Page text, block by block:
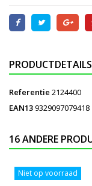
PRODUCTDETAILS
Referentie 2124400
EAN139329097079418
16 ANDERE
Niet op voorraad